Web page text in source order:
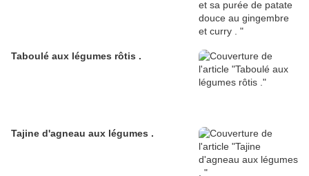
Taboulé aux légumes rôtis .
Tajine d'agneau aux légumes .